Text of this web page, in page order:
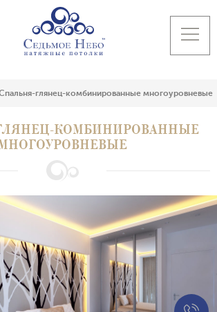
глянец-комбинированные многоуровневые
КОМБИНИРОВАННЫЕ